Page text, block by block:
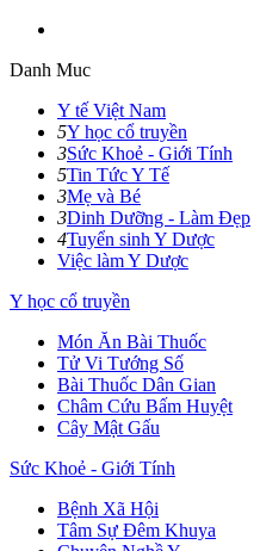
Danh Muc
Y tế Việt Nam
5Y học cổ truyền
3Sức Khoẻ - Giới Tính
5Tin Tức Y Tế
3Mẹ và Bé
3Dinh Dưỡng - Làm Đẹp
4Tuyển sinh Y Dược
Việc làm Y Dược
Y học cổ truyền
Món Ăn Bài Thuốc
Tử Vi Tướng Số
Bài Thuốc Dân Gian
Châm Cứu Bấm Huyệt
Cây Mật Gấu
Sức Khoẻ - Giới Tính
Bệnh Xã Hội
Tâm Sự Đêm Khuya